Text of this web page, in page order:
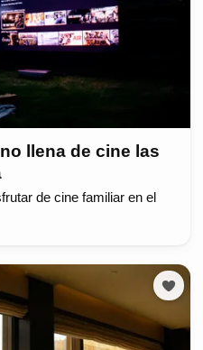
llena de cine las
de cine familiar en el